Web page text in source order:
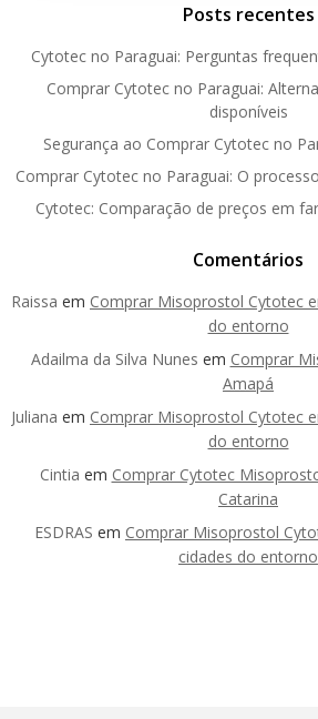
Posts recentes
Cytotec no Paraguai: Perguntas
Comprar Cytotec no Paraguai:
disponíveis
Segurança ao Comprar Cytotec no
Comprar Cytotec no Paraguai: O
Cytotec: Comparação de preços em
Comentários
Raissa em Comprar Misoprostol Cytotec
do entorno
Adailma da Silva Nunes em Comprar
Amapá
Juliana em Comprar Misoprostol Cytotec
do entorno
Cintia em Comprar Cytotec
Catarina
ESDRAS em Comprar Misoprostol
cidades do entorno